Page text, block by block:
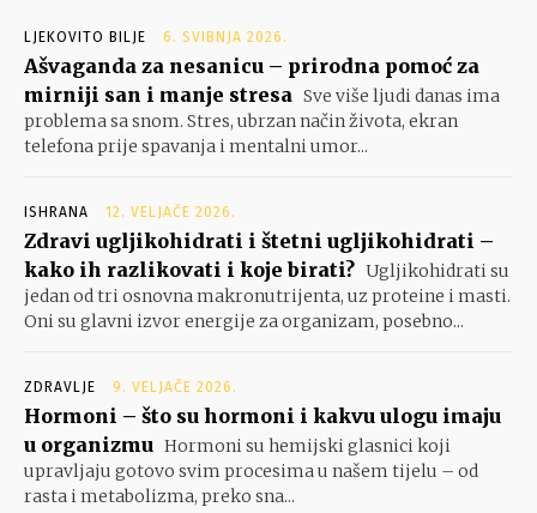
LJEKOVITO BILJE 6. SVIBNJA 2026.
Ašvaganda za nesanicu – prirodna pomoć za
mirniji san i manje stresa Sve više ljudi danas ima
problema sa snom. Stres, ubrzan način života, ekran
telefona prije spavanja i mentalni umor...
ISHRANA 12. VELJAČE 2026.
Zdravi ugljikohidrati i štetni ugljikohidrati –
kako ih razlikovati i koje birati? Ugljikohidrati su
jedan od tri osnovna makronutrijenta, uz proteine i masti.
Oni su glavni izvor energije za organizam, posebno...
ZDRAVLJE 9. VELJAČE 2026.
Hormoni – što su hormoni i kakvu ulogu imaju
u organizmu Hormoni su hemijski glasnici koji
upravljaju gotovo svim procesima u našem tijelu – od
rasta i metabolizma, preko sna...